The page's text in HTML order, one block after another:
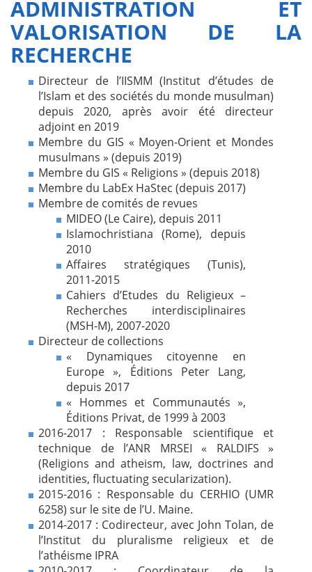
ADMINISTRATION ET
VALORISATION DE LA
RECHERCHE
Directeur de l’IISMM (Institut d’études de
l’Islam et des sociétés du monde musulman)
depuis 2020, après avoir été directeur
adjoint en 2019
Membre du GIS « Moyen-Orient et Mondes
musulmans » (depuis 2019)
Membre du GIS « Religions » (depuis 2018)
Membre du LabEx HaStec (depuis 2017)
Membre de comités de revues
MIDEO (Le Caire), depuis 2011
Islamochristiana (Rome), depuis
2010
Affaires stratégiques (Tunis),
2011-2015
Cahiers d’Etudes du Religieux –
Recherches interdisciplinaires
(MSH-M), 2007-2020
Directeur de collections
« Dynamiques citoyenne en
Europe », Éditions Peter Lang,
depuis 2017
« Hommes et Communautés »,
Éditions Privat, de 1999 à 2003
2016-2017 : Responsable scientifique et
technique de l’ANR MRSEI « RALDIFS »
(Religions and atheism, law, doctrines and
identities, fluctuating secularization).
2015-2016 : Responsable du CERHIO (UMR
6258) sur le site de l’U. Maine.
2014-2017 : Codirecteur, avec John Tolan, de
l’Institut du pluralisme religieux et de
l’athéisme IPRA